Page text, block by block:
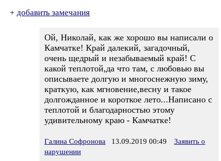
+ добавить замечания
Ой, Николай, как же хорошо вы написали о
Камчатке! Край далекий, загадочный,
очень щедрый и незабываемый край! С
какой теплотой,да что там, с любовью вы
описываете долгую и многоснежную зиму,
краткую, как мгновение,весну и такое
долгожданное и короткое лето...Написано с
теплотой и благодарностью этому
удивительному краю - Камчатке!
Галина Софронова 13.09.2019 00:49
Заявить о
нарушении